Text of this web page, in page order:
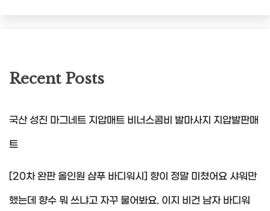
Recent Posts
국산 성진 마그네트 지압매트 비너스콤비 발마사지 지압발판매
트
[20차 완판 올인원 샴푸 바디워시] 향이 정말 미쳤어요 샤워만
했는데 향수 뭐 쓰냐고 자꾸 물어봐요. 이지 비건 남자 바디워